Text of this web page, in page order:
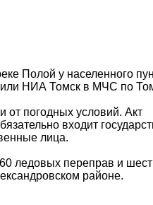
Полой у населенного
НИА Томск в МЧС по
от погодных условий. Акт
входит
лица.
60 ледовых переправ и
районе.